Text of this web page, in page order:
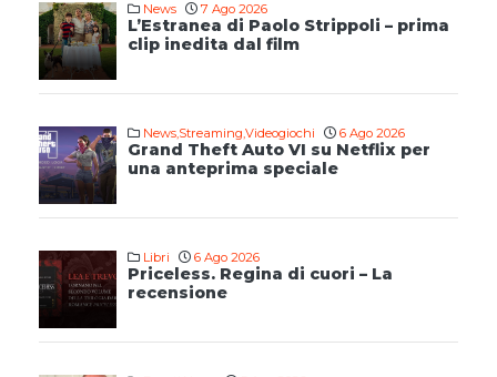
News 7 Ago 2026
L’Estranea di Paolo Strippoli – prima
clip inedita dal film
News,Streaming,Videogiochi 6 Ago 2026
Grand Theft Auto VI su Netflix per
una anteprima speciale
Libri 6 Ago 2026
Priceless. Regina di cuori – La
recensione